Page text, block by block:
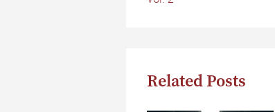
Related Posts